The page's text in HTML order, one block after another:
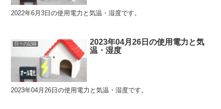
2022年6月3日の使用電力と気温・湿度です。
日々の記録
2023年04月26日の使用電力と気
温・湿度
2023年04月26日の使用電力と気温・湿度です。